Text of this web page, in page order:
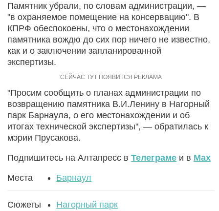
Памятник убрали, по словам администрации, —
"в охраняемое помещение на консервацию". В
КПРФ обеспокоены, что о местонахождении
памятника вождю до сих пор ничего не известно,
как и о заключении запланированной
экспертизы.
"Просим сообщить о планах администрации по
возвращению памятника В.И.Ленину в Нагорный
парк Барнаула, о его местонахождении и об
итогах технической экспертизы", — обратилась к
мэрии Прусакова.
Подпишитесь на Алтапресс в Телеграме и в Max
Места Барнаул
Сюжеты Нагорный парк